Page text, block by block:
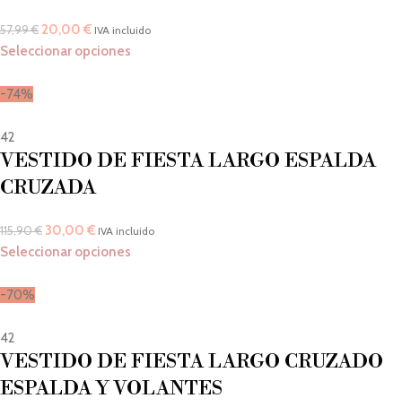
57,99€ 20,00 € IVA incluido
Seleccionar opciones
-74%
42
VESTIDO DE FIESTA LARGO ESPALDA
CRUZADA
115,90€ 30,00 € IVA incluido
Seleccionar opciones
-70%
42
VESTIDO DE FIESTA LARGO CRUZADO
ESPALDA Y VOLANTES